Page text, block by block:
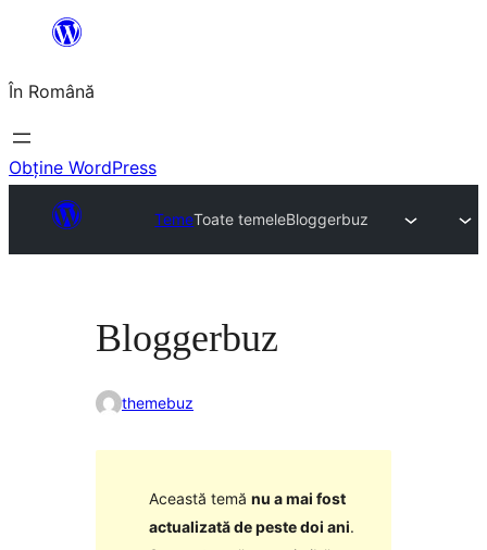
conținut
În Română
Obține WordPress
TemeToate temeleBloggerbuz
Bloggerbuz
themebuz
Această temă nu a mai fost
actualizată de peste doi ani.